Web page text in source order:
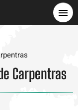
Carpentras